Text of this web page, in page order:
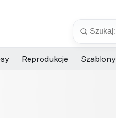
Reprodukcje Szablony